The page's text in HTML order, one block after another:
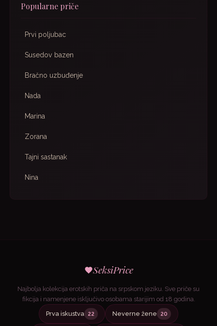
Popularne priče
Prvi poljubac
Susedov bazen
Bračno uzbuđenje
Nada
Marina
Zorana
Tajni sastanak
Nina
SeksiPrice
Najbolja kolekcija erotskih priča na srpskom jeziku. Sve priče su
fikcija i namenjene isključivo osobama starijim od 18 godina.
Prva iskustva 22 Neverne žene 20